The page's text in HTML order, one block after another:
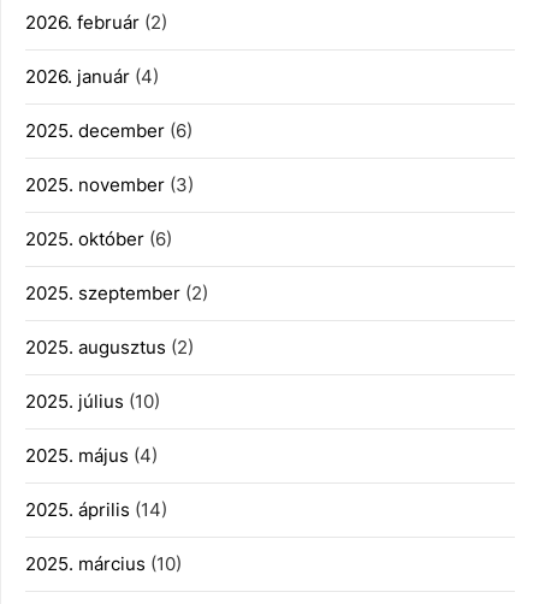
2026. február (2)
2026. január (4)
2025. december (6)
2025. november (3)
2025. október (6)
2025. szeptember (2)
2025. augusztus (2)
2025. július (10)
2025. május (4)
2025. április (14)
2025. március (10)